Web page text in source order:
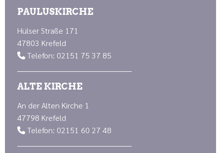
PAULUSKIRCHE
Hülser Straße 171
47803 Krefeld
 Telefon: 02151 75 37 85
ALTE KIRCHE
An der Alten Kirche 1
47798 Krefeld
 Telefon: 02151 60 27 48